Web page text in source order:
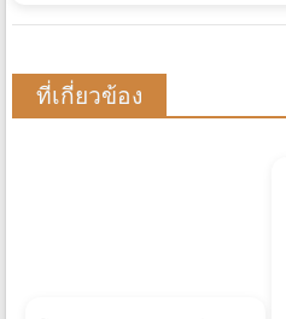
ที่เกี่ยวข้อง